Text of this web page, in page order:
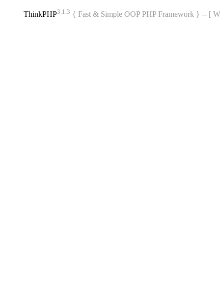
ThinkPHP3.1.3 { Fast & Simple OOP PHP Framework } -- [